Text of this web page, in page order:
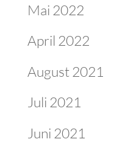
Mai 2022
April 2022
August 2021
Juli 2021
Juni 2021